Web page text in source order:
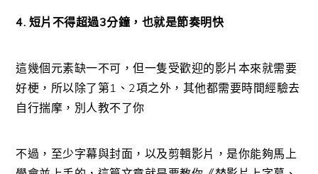
4. 短片不得超過3分鐘，也就是節奏明快
這幾個元素缺一不可，但一隻受歡迎的影片本來就需要
好梗，所以除了第1、2項之外，其他都需要時間經驗去
自行揣摩，別人教不了你
不過，至少字幕與封面，以及剪輯影片，是你能夠馬上